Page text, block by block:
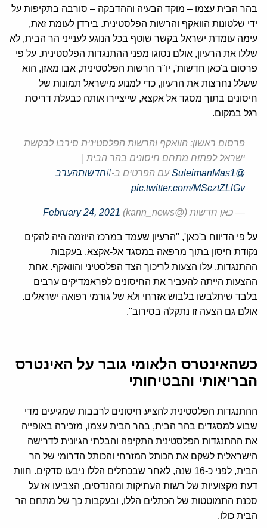
בהר הבית עצמו – מוקד הבעיה וההדבקה – סורבה בתקיפות על
ידי שלטונות הוואקף והרשות הפלסטינית. בירדן לעומת זאת,
עימה עומדת ישראל בקשר שוטף בכל הנוגע לענייני הר הבית, לא
שללו את הרעיון, אולם נסוגו מפני ההתנגדות הפלסטינית. על פי
פרסום ב'כאן חדשות', יו"ר הרשות הפלסטינית, אבו מאזן, הוא
ששלל נחרצות את הרעיון, כדי למנוע מישראל תמונות של
חיסונים בתוך מסגד אל אקצא, שייציירו אותה כבעלת דריסת
רגל במקום.
פרסום ראשון: הוואקף והרשות הפלסטינית סירבו לבקשת
ישראל לפתוח מתחם חיסונים בהר הבית |
@SuleimanMas1
עם הפרטים ב-#חדשותהערב
pic.twitter.com/MScztZLlGv
— כאן חדשות (@kann_news) February 24, 2021
על פי הדיווח ב'כאן', "הרעיון שעמד במרכז היוזמה היה להקים
נקודת חיסון בתוך מרפאה במסגד אל-אקצא. בעקבות
ההתנגדות, עלו הצעות לריכוך הצד הפלסטיני והוואקף. אחת
ההצעות הייתה להעביר את החיסונים לפראמדיקים ערבים
בלבד שיתלבשו בלבוש אזרחי ולא של גורמי רפואה ישראלים.
אולם גם הצעה זו נתקלה בסירוב".
כשהאינטרס הלאומי גובר על האינטרס
הבריאותי והבטיחותי
ההתנגדות הפלסטינית להציע חיסונים לרבבות שמגיעים מדי
שבוע למסגדים בהר הבית, בהר הבית עצמו, מזכירה באופייה
את ההתנגדות הפלסטינית התקיפה והבלתי הגיונית לדרישה
הישראלית לשקם את הכותל המזרחי והכותל הדרומי של הר
הבית, לפני כ-16 שנה, לאחר שבכתלים הללו ניבעו סדקים. חוות
דעת מקצועיות של רשות העתיקות ומהנדסים, הצביעו אז על
סכנת התמוטטות של הכתלים הללו, ובעקבות כך של מתחם הר
הבית כולו.